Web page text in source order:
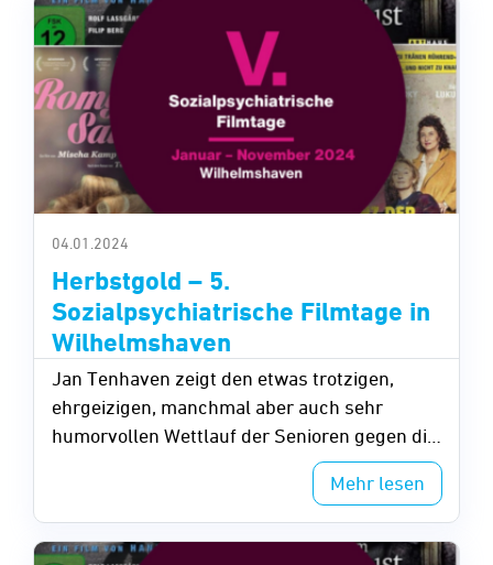
04.01.2024
Herbstgold – 5.
Sozialpsychiatrische Filmtage in
Wilhelmshaven
Jan Tenhaven zeigt den etwas trotzigen,
ehrgeizigen, manchmal aber auch sehr
humorvollen Wettlauf der Senioren gegen die
Mehr lesen